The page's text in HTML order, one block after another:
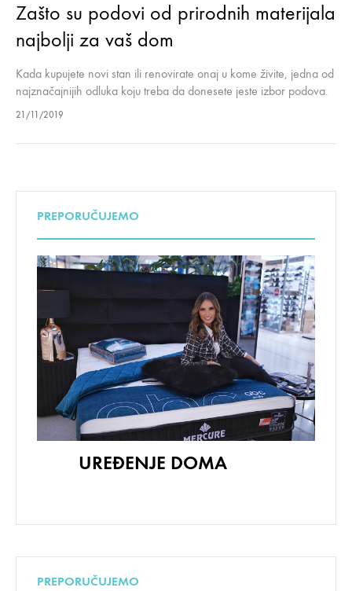
Zašto su podovi od prirodnih materijala
najbolji za vaš dom
Kada kupujete novi stan ili renovirate onaj u kome živite, jedna od
najznačajnijih odluka koju treba da donesete jeste izbor podova.
Odabir pravih podova za porodični dom, njegovo postavljanje i…
21/11/2019
PREPORUČUJEMO
UREĐENJE DOMA
PREPORUČUJEMO